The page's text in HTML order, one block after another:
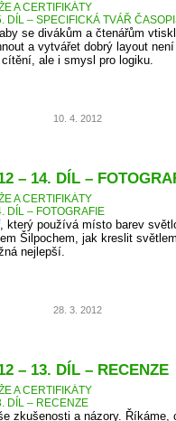
A CERTIFIKÁTY
DÍL – SPECIFICKÁ TVÁŘ
se divákům a čtenářům
a vytvářet dobrý layout
ale i smysl pro logiku.
10. 4. 2012
– 14. DÍL –
A CERTIFIKÁTY
DÍL – FOTOGRAFIE
který používá místo barev
Šilpochem, jak kreslit
nejlepší.
28. 3. 2012
– 13. DÍL – RECENZE
A CERTIFIKÁTY
DÍL – RECENZE
zkušenosti a názory. Říkáme,